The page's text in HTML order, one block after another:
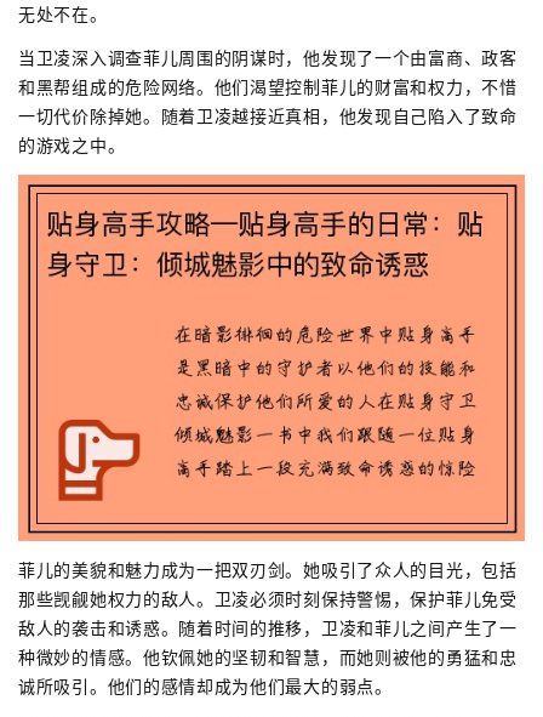
无处不在。
当卫凌深入调查菲儿周围的阴谋时，他发现了一个由富商、政客
和黑帮组成的危险网络。他们渴望控制菲儿的财富和权力，不惜
一切代价除掉她。随着卫凌越接近真相，他发现自己陷入了致命
的游戏之中。
菲儿的美貌和魅力成为一把双刃剑。她吸引了众人的目光，包括
那些觊觎她权力的敌人。卫凌必须时刻保持警惕，保护菲儿免受
敌人的袭击和诱惑。随着时间的推移，卫凌和菲儿之间产生了一
种微妙的情感。他钦佩她的坚韧和智慧，而她则被他的勇猛和忠
诚所吸引。他们的感情却成为他们最大的弱点。